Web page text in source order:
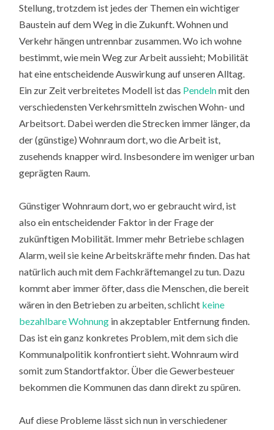
Stellung, trotzdem ist jedes der Themen ein wichtiger
Baustein auf dem Weg in die Zukunft. Wohnen und
Verkehr hängen untrennbar zusammen. Wo ich wohne
bestimmt, wie mein Weg zur Arbeit aussieht; Mobilität
hat eine entscheidende Auswirkung auf unseren Alltag.
Ein zur Zeit verbreitetes Modell ist das Pendelnmit den
verschiedensten Verkehrsmitteln zwischen Wohn- und
Arbeitsort. Dabei werden die Strecken immer länger, da
der (günstige) Wohnraum dort, wo die Arbeit ist,
zusehends knapper wird. Insbesondere im weniger urban
geprägten Raum.
Günstiger Wohnraum dort, wo er gebraucht wird, ist
also ein entscheidender Faktor in der Frage der
zukünftigen Mobilität. Immer mehr Betriebe schlagen
Alarm, weil sie keine Arbeitskräfte mehr finden. Das hat
natürlich auch mit dem Fachkräftemangel zu tun. Dazu
kommt aber immer öfter, dass die Menschen, die bereit
wären in den Betrieben zu arbeiten, schlicht keine
bezahlbare Wohnung in akzeptabler Entfernung finden.
Das ist ein ganz konkretes Problem, mit dem sich die
Kommunalpolitik konfrontiert sieht. Wohnraum wird
somit zum Standortfaktor. Über die Gewerbesteuer
bekommen die Kommunen das dann direkt zu spüren.
Auf diese Probleme lässt sich nun in verschiedener